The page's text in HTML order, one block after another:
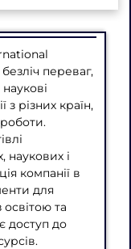
переваг,
з різних країн,
наукових і
компанії в
для
освітою та
доступ до